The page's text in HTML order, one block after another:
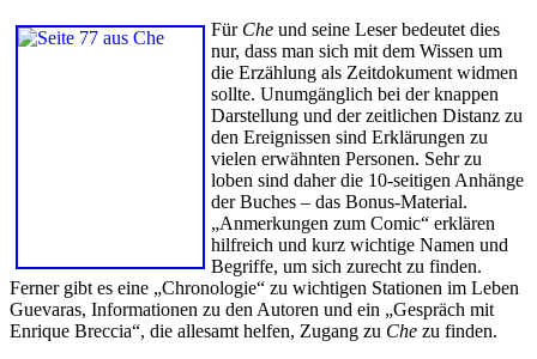
Für Che und seine Leser bedeutet dies
nur, dass man sich mit dem Wissen um
die Erzählung als Zeitdokument widmen
sollte. Unumgänglich bei der knappen
Darstellung und der zeitlichen Distanz zu
den Ereignissen sind Erklärungen zu
vielen erwähnten Personen. Sehr zu
loben sind daher die 10-seitigen Anhänge
der Buches – das Bonus-Material.
„Anmerkungen zum Comic“ erklären
hilfreich und kurz wichtige Namen und
Begriffe, um sich zurecht zu finden.
Ferner gibt es eine „Chronologie“ zu wichtigen Stationen im Leben
Guevaras, Informationen zu den Autoren und ein „Gespräch mit
Enrique Breccia“, die allesamt helfen, Zugang zu Che zu finden.